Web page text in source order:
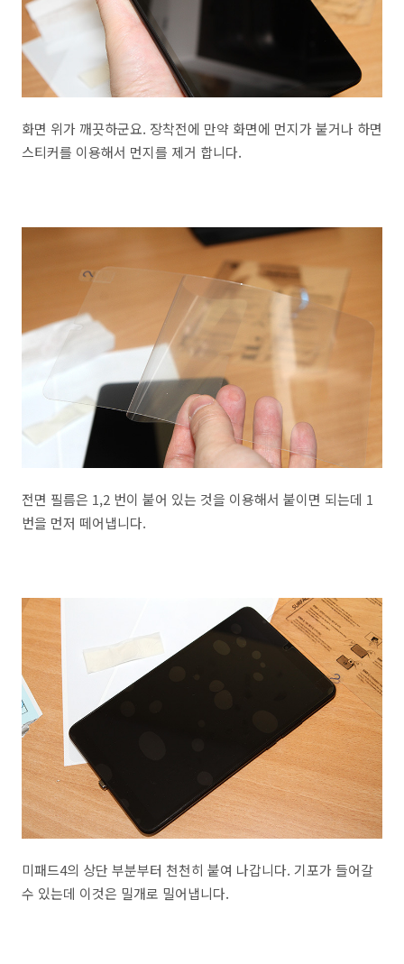
화면 위가 깨끗하군요. 장착전에 만약 화면에 먼지가 붙거나 하면
스티커를 이용해서 먼지를 제거 합니다.
전면 필름은 1,2 번이 붙어 있는 것을 이용해서 붙이면 되는데 1
번을 먼저 떼어냅니다.
미패드4의 상단 부분부터 천천히 붙여 나갑니다. 기포가 들어갈
수 있는데 이것은 밀개로 밀어냅니다.